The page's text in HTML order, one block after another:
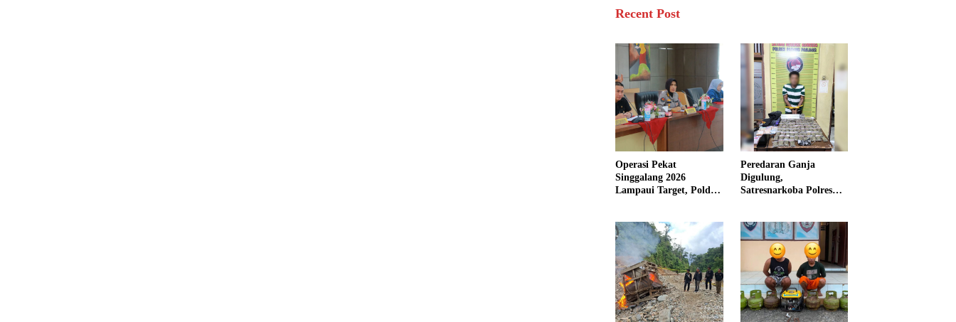
Recent Post
Operasi Pekat
Singgalang 2026
Lampaui Target, Polda
Kriminal
Peredaran Ganja
Digulung,
Satresnarkoba Polres
Siap Edar di Tanah
Datar